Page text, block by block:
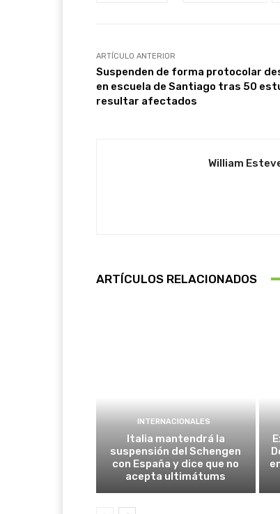
ARTÍCULO ANTERIOR
Suspenden de forma protocolar
en escuela de Santiago tras 50
resultar afectados
William
ARTÍCULOS RELACIONADOS
INTERNACIONALES
Italia mantendrá la
suspensión del Schengen
con España y dice que no
acepta ultimátums